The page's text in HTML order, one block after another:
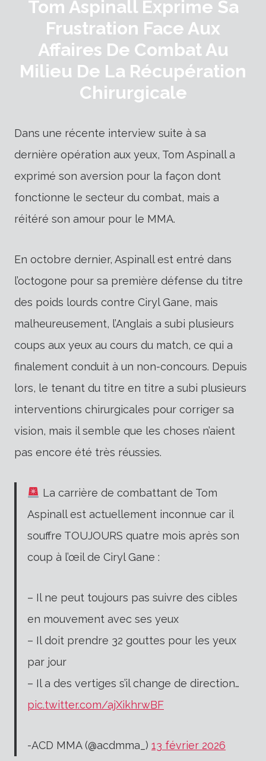
Tom Aspinall Exprime Sa
Frustration Face Aux
Affaires De Combat Au
Milieu De La Récupération
Chirurgicale
Dans une récente interview suite à sa
dernière opération aux yeux, Tom Aspinall a
exprimé son aversion pour la façon dont
fonctionne le secteur du combat, mais a
réitéré son amour pour le MMA.
En octobre dernier, Aspinall est entré dans
l’octogone pour sa première défense du titre
des poids lourds contre Ciryl Gane, mais
malheureusement, l’Anglais a subi plusieurs
coups aux yeux au cours du match, ce qui a
finalement conduit à un non-concours. Depuis
lors, le tenant du titre en titre a subi plusieurs
interventions chirurgicales pour corriger sa
vision, mais il semble que les choses n’aient
pas encore été très réussies.
La carrière de combattant de Tom
Aspinall est actuellement inconnue car il
souffre TOUJOURS quatre mois après son
coup à l’œil de Ciryl Gane :
– Il ne peut toujours pas suivre des cibles
en mouvement avec ses yeux
– Il doit prendre 32 gouttes pour les yeux
par jour
– Il a des vertiges s’il change de direction…
pic.twitter.com/ajXikhrwBF
-ACD MMA (@acdmma_) 13 février 2026